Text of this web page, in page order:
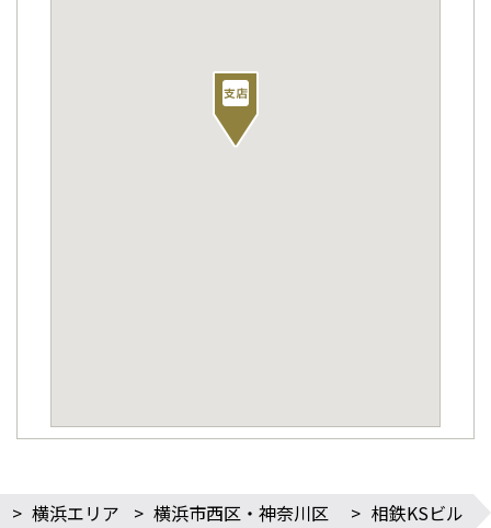
> 横浜エリア > 横浜市西区・神奈川区 > 相鉄KSビル